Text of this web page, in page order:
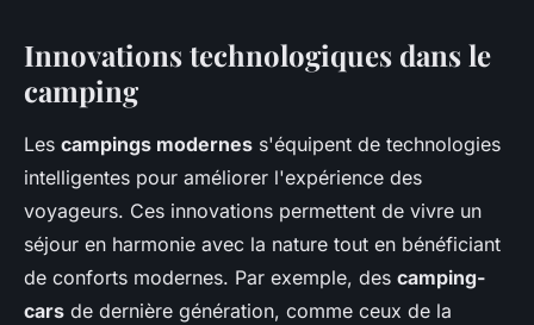
Innovations technologiques dans le
camping
Les campings modernes s'équipent de technologies
intelligentes pour améliorer l'expérience des
voyageurs. Ces innovations permettent de vivre un
séjour en harmonie avec la nature tout en bénéficiant
de conforts modernes. Par exemple, des camping-
cars de dernière génération, comme ceux de la